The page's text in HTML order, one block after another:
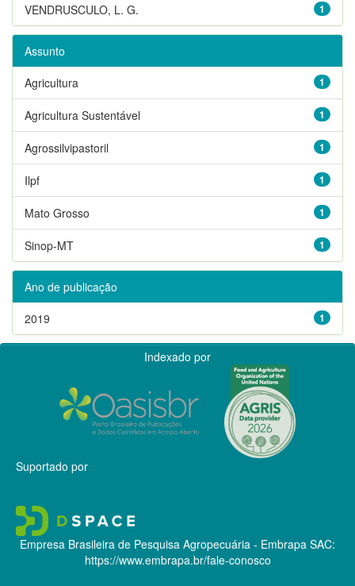
1
VENDRUSCULO, L. G.
Assunto
1
Agricultura
1
Agricultura Sustentável
1
Agrossilvipastoril
1
Ilpf
1
Mato Grosso
1
Sinop-MT
Ano de publicação
1
2019
Indexado por
Suportado por
Empresa Brasileira de Pesquisa Agropecuária - Embrapa SAC:
https://www.embrapa.br/fale-conosco